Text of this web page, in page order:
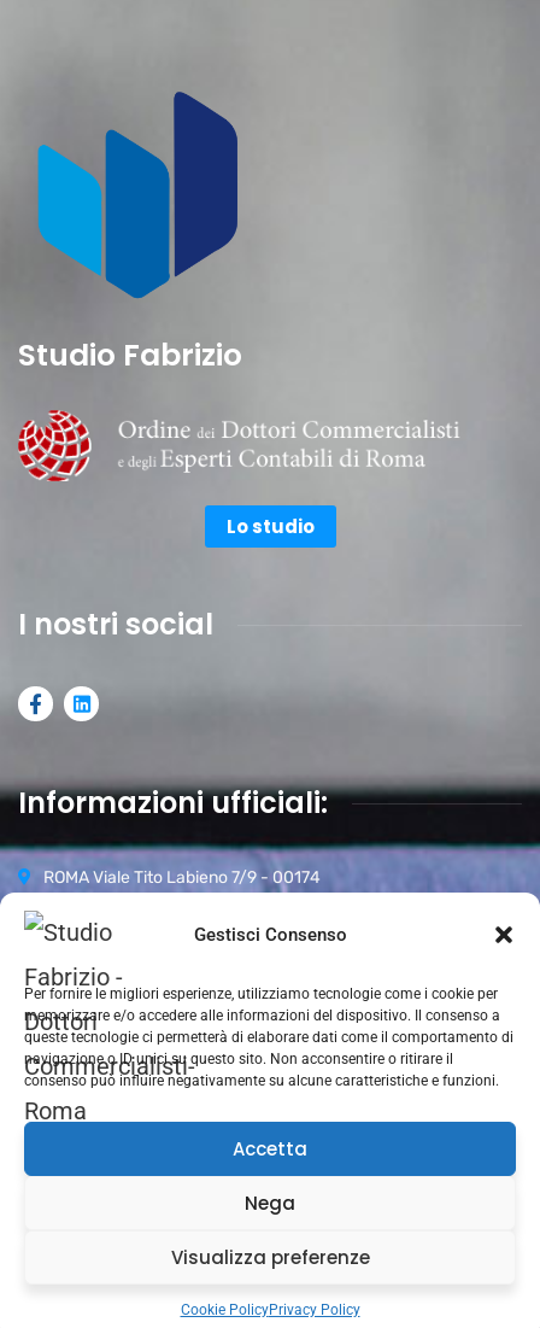
Gestisci Consenso
Per fornire le migliori esperienze, utilizziamo tecnologie come i cookie per
memorizzare e/o accedere alle informazioni del dispositivo. Il consenso a
queste tecnologie ci permetterà di elaborare dati come il comportamento di
navigazione o ID unici su questo sito. Non acconsentire o ritirare il
consenso può influire negativamente su alcune caratteristiche e funzioni.
Accetta
Nega
Visualizza preferenze
Cookie PolicyPrivacy Policy
Studio Fabrizio
Lo studio
I nostri social
Informazioni ufficiali:
ROMA Viale Tito Labieno 7/9 - 00174
06 87942296
Orari d’apertura:
Lun-Ven 09.00-18.00
Sabato 09.00–13.00
Domenica CHIUSO